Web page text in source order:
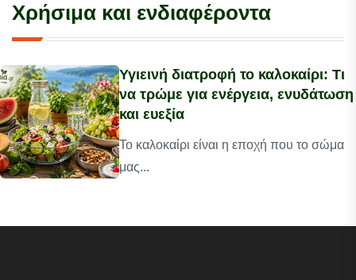
Χρήσιμα και ενδιαφέροντα
Υγιεινή διατροφή το καλοκαίρι: Τι
να τρώμε για ενέργεια, ενυδάτωση
και ευεξία
Το καλοκαίρι είναι η εποχή που το σώμα
μας...